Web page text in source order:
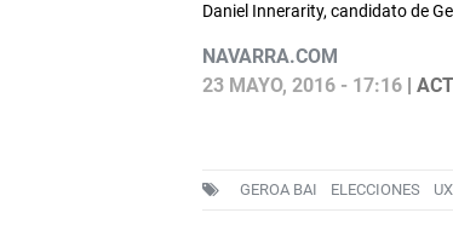
Daniel Innerarity, candidato de
NAVARRA.COM
23 MAYO, 2016 - 17:16|
GEROA BAI ELECCIONES